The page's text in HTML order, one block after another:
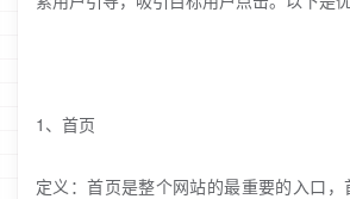
1、首页
定义：首页是整个网站的最重要的入口